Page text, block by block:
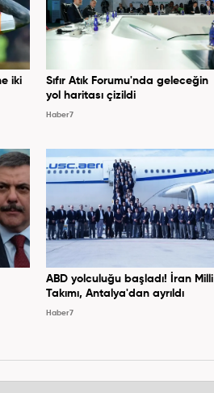
iki
Sıfır Atık Forumu'nda geleceğin
yol haritası çizildi
Haber7
ABD yolculuğu başladı! İran Milli
Takımı, Antalya'dan ayrıldı
Haber7